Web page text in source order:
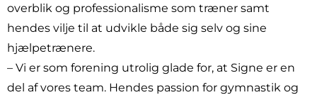
overblik og professionalisme som træner samt
hendes vilje til at udvikle både sig selv og sine
hjælpetrænere.
– Vi er som forening utrolig glade for, at Signe er en
del af vores team. Hendes passion for gymnastik og